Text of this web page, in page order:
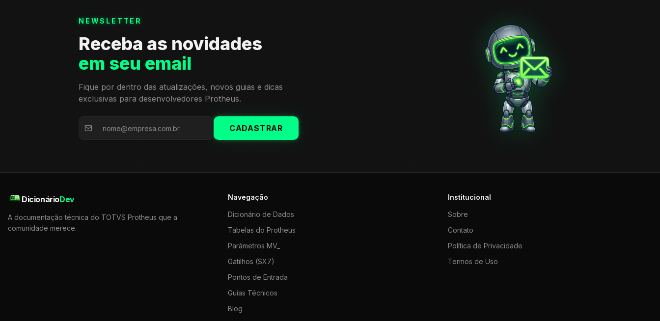
NEWSLETTER
Receba as novidades
em seu email
Fique por dentro das atualizações, novos guias e dicas
exclusivas para desenvolvedores Protheus.
CADASTRAR
DicionárioDev
A documentação técnica do TOTVS Protheus que a
comunidade merece.
Navegação
Dicionário de Dados
Tabelas do Protheus
Parâmetros MV_
Gatilhos (SX7)
Pontos de Entrada
Guias Técnicos
Blog
Institucional
Sobre
Contato
Política de Privacidade
Termos de Uso